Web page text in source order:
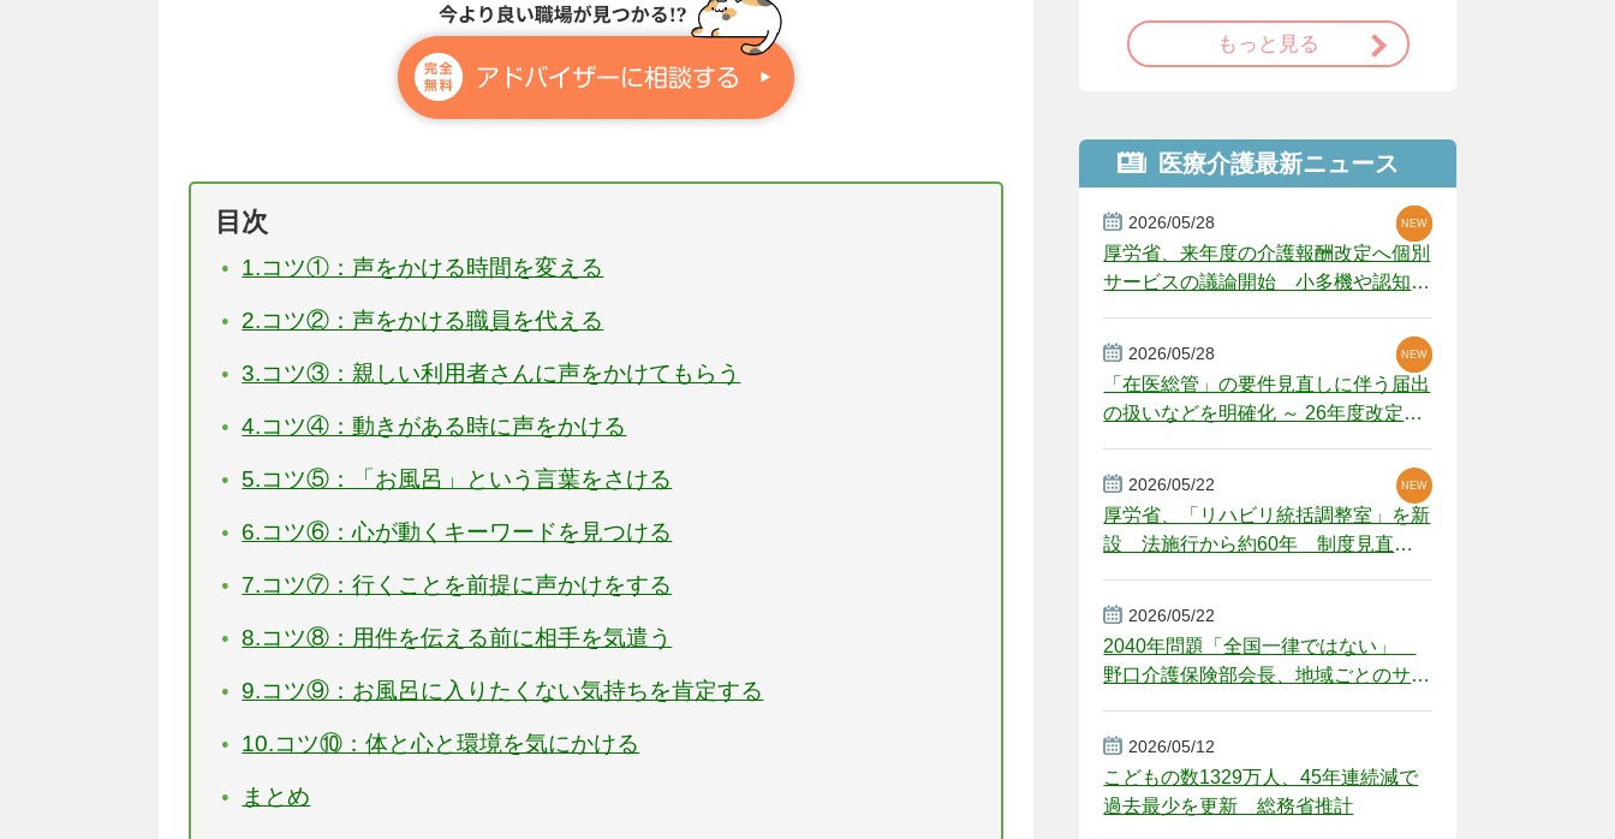
目次
1.コツ①：声をかける時間を変える
2.コツ②：声をかける職員を代える
3.コツ③：親しい利用者さんに声をかけてもらう
4.コツ④：動きがある時に声をかける
5.コツ⑤：「お風呂」という言葉をさける
6.コツ⑥：心が動くキーワードを見つける
7.コツ⑦：行くことを前提に声かけをする
8.コツ⑧：用件を伝える前に相手を気遣う
9.コツ⑨：お風呂に入りたくない気持ちを肯定する
10.コツ⑩：体と心と環境を気にかける
まとめ
もっと見る
医療介護最新ニュース
2026/05/28
厚労省、来年度の介護報酬改定へ個別
サービスの議論開始 小多機や認知症
NEW
NEW
NEW
2026/05/28
「在医総管」の要件見直しに伴う届出
の扱いなどを明確化 ～ 26年度改定疑
NEW
NEW
2026/05/22
厚労省、「リハビリ統括調整室」を新
設 法施行から約60年 制度見直し
NEW
2026/05/22
2040年問題「全国一律ではない」
野口介護保険部会長、地域ごとのサー
2026/05/12
こどもの数1329万人、45年連続減で
過去最少を更新 総務省推計